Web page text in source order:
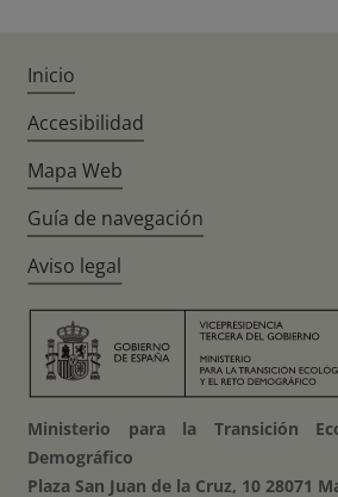
Inicio
Accesibilidad
Mapa Web
Guía de navegación
Aviso legal
Ministerio para la Transición
Demográfico
Plaza San Juan de la Cruz, 10 28071